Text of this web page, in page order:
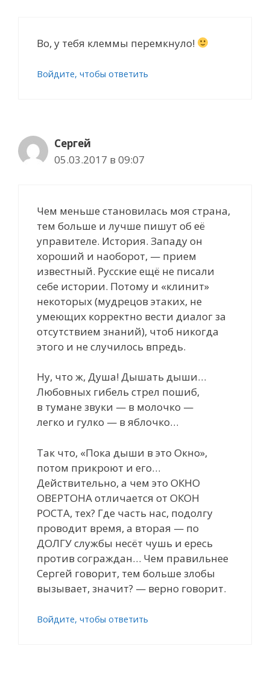
Во, у тебя клеммы перемкнуло!
Войдите, чтобы ответить
Сергей
05.03.2017 в 09:07
Чем меньше становилась моя страна,
тем больше и лучше пишут об её
управителе. История. Западу он
хороший и наоборот, — прием
известный. Русские ещё не писали
себе истории. Потому и «клинит»
некоторых (мудрецов этаких, не
умеющих корректно вести диалог за
отсутствием знаний), чтоб никогда
этого и не случилось впредь.
Ну, что ж, Душа! Дышать дыши…
Любовных гибель стрел пошиб,
в тумане звуки — в молочко —
легко и гулко — в яблочко…
Так что, «Пока дыши в это Окно»,
потом прикроют и его…
Действительно, а чем это ОКНО
ОВЕРТОНА отличается от ОКОН
РОСТА, тех? Где часть нас, подолгу
проводит время, а вторая — по
ДОЛГУ службы несёт чушь и ересь
против сограждан… Чем правильнее
Сергей говорит, тем больше злобы
вызывает, значит? — верно говорит.
Войдите, чтобы ответить